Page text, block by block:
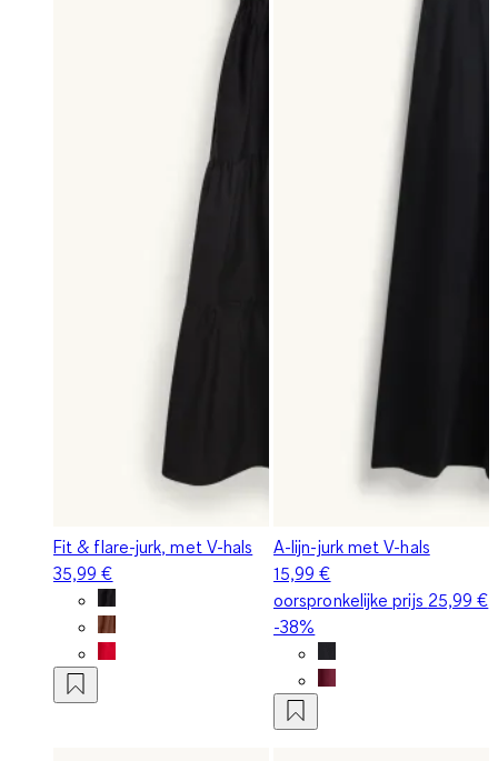
Fit & flare-jurk, met V-hals
35,99 €
A-lijn-jurk met V-hals
15,99 €
oorspronkelijke prijs 25,99 €
-38%